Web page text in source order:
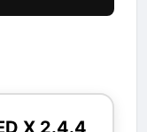
X 2.4.4